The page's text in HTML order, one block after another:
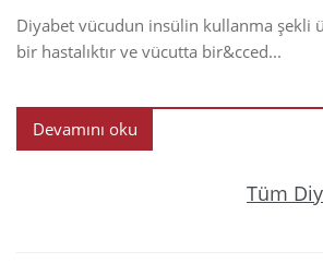
Diyabet vücudun insülin kullanma şekli
bir hastalıktır ve vücutta bir&cced...
Devamını oku
Tüm